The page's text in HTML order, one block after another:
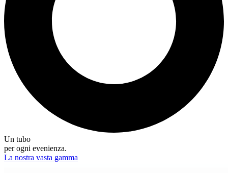
Un tubo
per ogni evenienza.
La nostra vasta gamma